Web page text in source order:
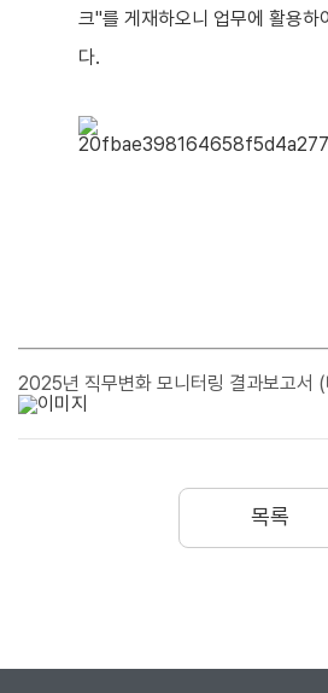
크"를 게재하오니 업무에 활용하
다.
2025년 직무변화 모니터링 결과보고서
목록